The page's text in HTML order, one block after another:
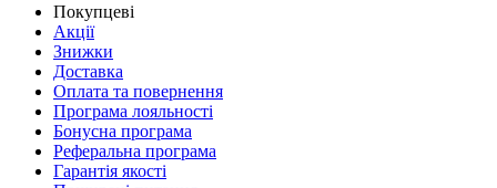
Покупцеві
Акції
Знижки
Доставка
Оплата та повернення
Програма лояльності
Бонусна програма
Реферальна програма
Гарантія якості